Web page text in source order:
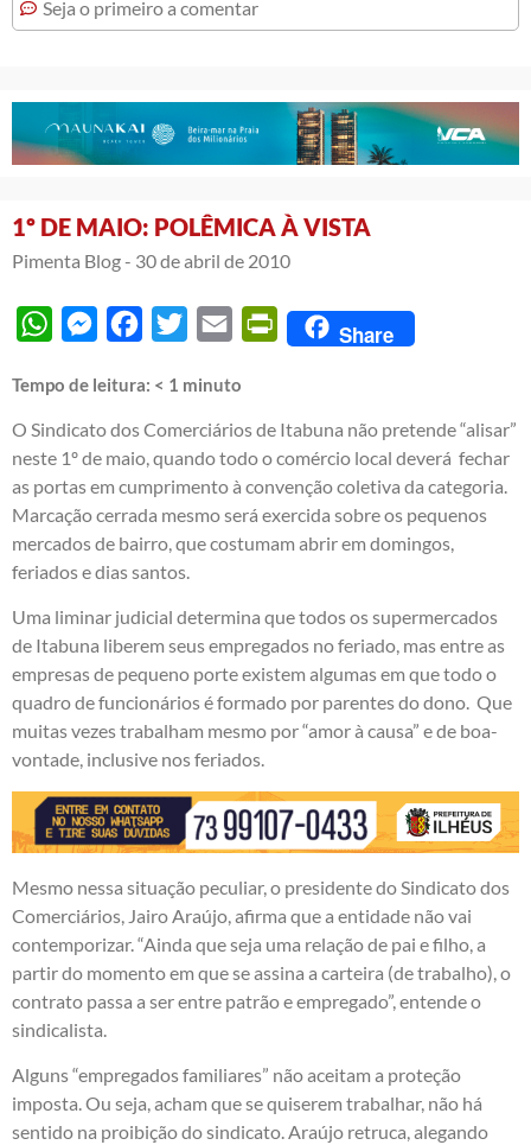
Seja o primeiro a comentar
1º DE MAIO: POLÊMICA À VISTA
Pimenta Blog - 30 de abril de 2010
WhatsAppMessengerFacebook
Twitter Email PrintFriendly
Share
Tempo de leitura: < 1 minuto
O Sindicato dos Comerciários de Itabuna não pretende “alisar”
neste 1º de maio, quando todo o comércio local deverá fechar
as portas em cumprimento à convenção coletiva da categoria.
Marcação cerrada mesmo será exercida sobre os pequenos
mercados de bairro, que costumam abrir em domingos,
feriados e dias santos.
Uma liminar judicial determina que todos os supermercados
de Itabuna liberem seus empregados no feriado, mas entre as
empresas de pequeno porte existem algumas em que todo o
quadro de funcionários é formado por parentes do dono. Que
muitas vezes trabalham mesmo por “amor à causa” e de boa-
vontade, inclusive nos feriados.
Mesmo nessa situação peculiar, o presidente do Sindicato dos
Comerciários, Jairo Araújo, afirma que a entidade não vai
contemporizar. “Ainda que seja uma relação de pai e filho, a
partir do momento em que se assina a carteira (de trabalho), o
contrato passa a ser entre patrão e empregado”, entende o
sindicalista.
Alguns “empregados familiares” não aceitam a proteção
imposta. Ou seja, acham que se quiserem trabalhar, não há
sentido na proibição do sindicato. Araújo retruca, alegando